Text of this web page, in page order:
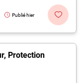
Publié hier
Protection